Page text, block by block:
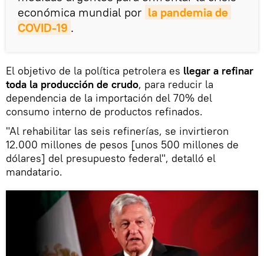
económica mundial por la pandemia de
COVID-19 .
El objetivo de la política petrolera es llegar a refinar
toda la producción de crudo, para reducir la
dependencia de la importación del 70% del
consumo interno de productos refinados.
"Al rehabilitar las seis refinerías, se invirtieron
12.000 millones de pesos [unos 500 millones de
dólares] del presupuesto federal", detalló el
mandatario.